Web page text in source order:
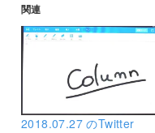
関連
2018.07.27 のTwitter